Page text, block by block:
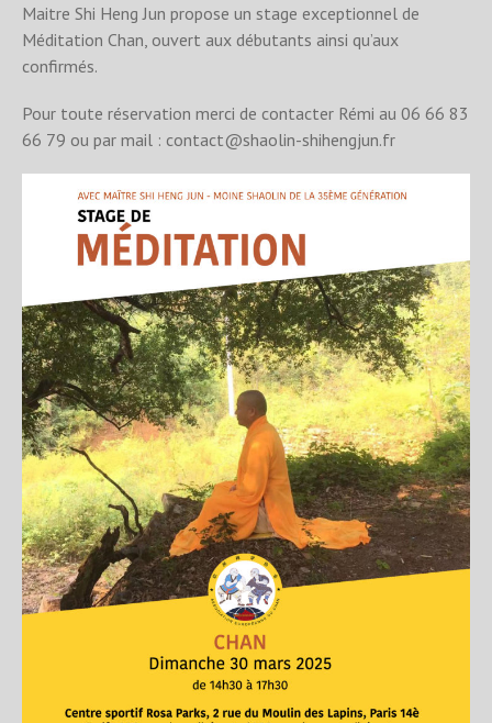
Maitre Shi Heng Jun propose un stage exceptionnel de
Méditation Chan, ouvert aux débutants ainsi qu’aux
confirmés.
Pour toute réservation merci de contacter Rémi au 06 66 83
66 79 ou par mail : contact@shaolin-shihengjun.fr